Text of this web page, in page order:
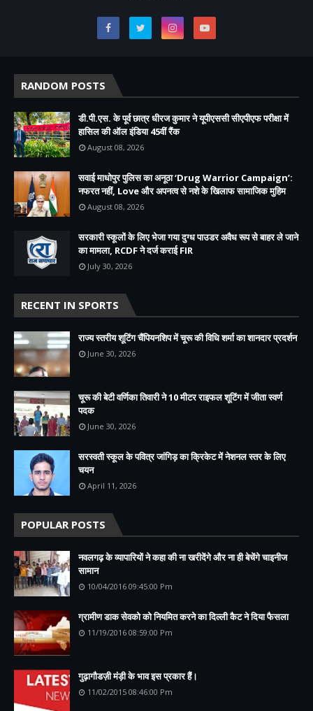
RANDOM POSTS
डी.पी.एस. के पूर्व छात्र धीरज कुमार ने यूपीएससी सीएपीएफ परीक्षा में
हासिल की ऑल इंडिया 45वीं रैंक
August 08, 2026
सवाई माधोपुर पुलिस का अनूठा ‘Drug Warrior Campaign’:
नफरत नहीं, Love और अपनत्व से नशे के खिलाफ सामाजिक मुहिम
August 08, 2026
सरकारी स्कूलों के लिए भेजा गया दुग्ध पाउडर अवैध रूप से बाहर ले जाने
का मामला, RCDF ने दर्ज कराई FIR
July 30, 2026
RECENT IN SPORTS
राज्य स्तरीय शूटिंग चैंपियनशिप में चूरू की विधि शर्मा का शानदार प्रदर्शन
June 30, 2026
चूरू की बेटी वर्णिका तिवारी ने 10 मीटर राइफल शूटिंग में जीता स्वर्ण
पदक
June 30, 2026
सरस्वती स्कूल के पवित्र जांगिड़ का क्रिकेट में नेशनल स्तर के लिए
चयन
April 11, 2026
POPULAR POSTS
नवलगढ़ के व्यापारियों ने कहा की ना खरीदेंगे और ना ही बेचेंगे चाइनीज
सामान
10/04/2016 09:45:00 Pm
ग्रामीण डाक सेवको को नियमित करने का दिल्ली कैट ने दिया फैसला
11/19/2016 08:59:00 Pm
गुढ़ागौडज़ी मंड़ी के भाव इस प्रकार हैं।
11/02/2015 08:46:00 Pm